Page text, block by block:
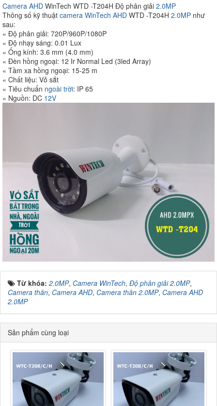
Camera AHD WinTech WTD -T204H Độ phân giải 2.0MP
Thông số kỹ thuật camera WinTech AHD WTD -T204H 2.0MP như
sau:
« Độ phân giải: 720P/960P/1080P
« Độ nhạy sáng: 0.01 Lux
« Ống kính: 3.6 mm (4.0 mm)
« Đèn hồng ngoại: 12 Ir Normal Led (3led Array)
« Tầm xa hồng ngoại: 15-25 m
« Chất liệu: Vỏ sắt
« Tiêu chuẩn ngoài trời: IP 65
« Nguồn: DC 12V
Từ khóa: 2.0MP, Camera WinTech, Độ phân giải 2.0MP,
Camera thân, Camera AHD, Camera thân 2.0MP, Camera AHD
2.0MP
Sản phẩm cùng loại